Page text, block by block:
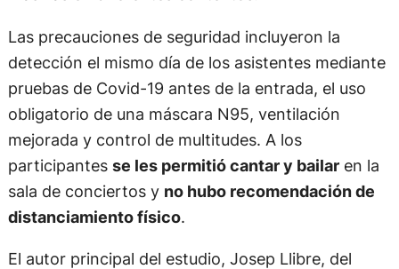
Las precauciones de seguridad incluyeron la
detección el mismo día de los asistentes mediante
pruebas de Covid-19 antes de la entrada, el uso
obligatorio de una máscara N95, ventilación
mejorada y control de multitudes. A los
participantes se les permitió cantar y bailaren la
sala de conciertos y no hubo recomendación de
distanciamiento físico.
El autor principal del estudio, Josep Llibre, del